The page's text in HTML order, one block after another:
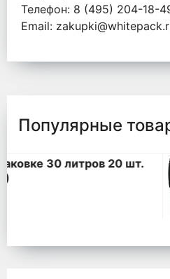
Телефон: 8 (495) 204-18-
Email:
Популярные
Мешки для
черные